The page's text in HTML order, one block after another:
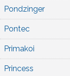
Pondzinger
Pontec
Primakoi
Princess